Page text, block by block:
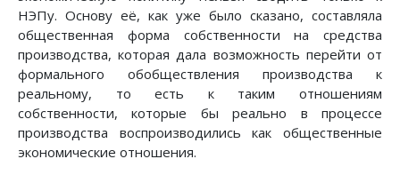
НЭПу. Основу её, как уже было сказано, составляла
общественная форма собственности на средства
производства, которая дала возможность перейти от
формального обобществления производства к
реальному, то есть к таким отношениям
собственности, которые бы реально в процессе
производства воспроизводились как общественные
экономические отношения.